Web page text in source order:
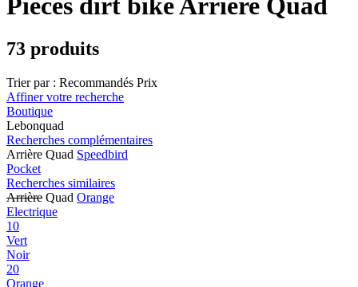
Pièces dirt bike Arrière Quad
73 produits
Trier par : Recommandés Prix
Affiner votre recherche
Boutique
Lebonquad
Recherches complémentaires
Arrière Quad Speedbird
Pocket
Recherches similaires
Arrière Quad Orange
Electrique
10
Vert
Noir
20
Orange